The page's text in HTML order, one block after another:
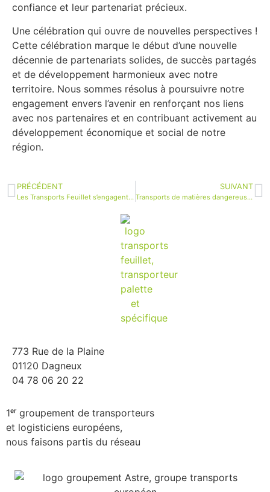
confiance et leur partenariat précieux.
Une célébration qui ouvre de nouvelles perspectives !
Cette célébration marque le début d’une nouvelle
décennie de partenariats solides, de succès partagés
et de développement harmonieux avec notre
territoire. Nous sommes résolus à poursuivre notre
engagement envers l’avenir en renforçant nos liens
avec nos partenaires et en contribuant activement au
développement économique et social de notre
région.
PRÉCÉDENT
Les Transports Feuillet s’engagent pour un avenir durable avec les biocarburants
SUIVANT
Transports de matières dangereuses : Notre engagement sécuritaire dans le respect des normes ADR
773 Rue de la Plaine
01120 Dagneux
04 78 06 20 22
1ᵉʳ groupement de transporteurs
et logisticiens européens,
nous faisons partis du réseau